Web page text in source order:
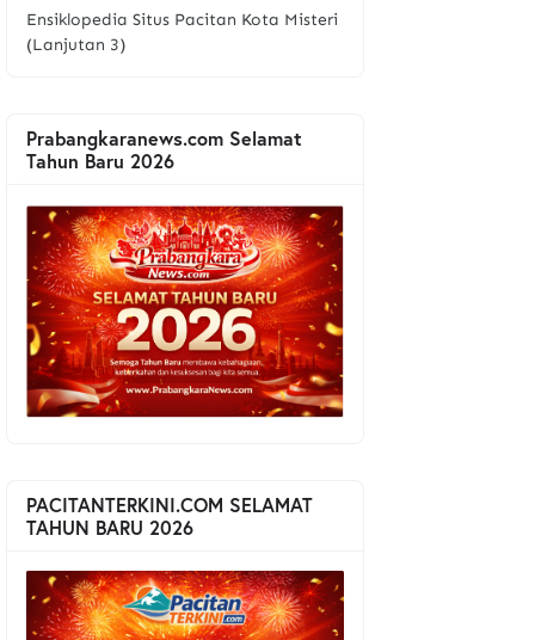
Ensiklopedia Situs Pacitan Kota Misteri
(Lanjutan 3)
Prabangkaranews.com Selamat
Tahun Baru 2026
PACITANTERKINI.COM SELAMAT
TAHUN BARU 2026